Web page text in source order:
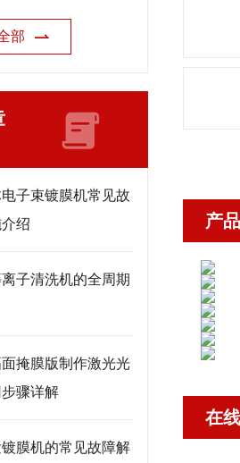
部
子束镀膜机常见故
绍
子清洗机的全周期
掩膜版制作激光光
骤详解
膜机的常见故障解
产
在